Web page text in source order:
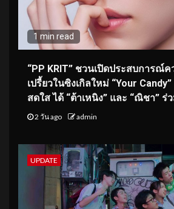
1 min read
“PP KRIT” ชวนเปิดประสบการณ์
เปรี้ยวในซิงเกิลใหม่ “Your
สดใส ได้ “ต้าเหนิง” และ “ณิชา” ร่
2 วัน ago admin
UPDATE